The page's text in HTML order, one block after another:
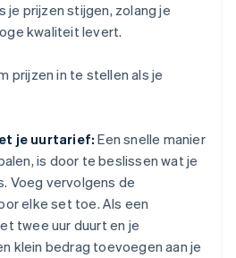
je prijzen stijgen, zolang je
kwaliteit levert.
prijzen in te stellen als je
je uurtarief: Een snelle manier
is door te beslissen wat je
Voeg vervolgens de
elke set toe. Als een
twee uur duurt en je
klein bedrag toevoegen aan je